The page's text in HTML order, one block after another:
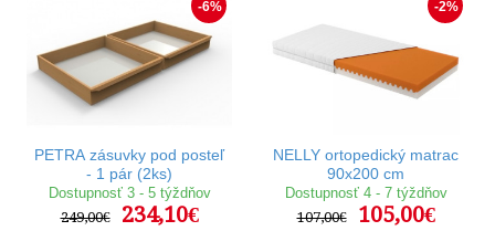
-6%
PETRA zásuvky pod posteľ
- 1 pár (2ks)
Dostupnosť 3 - 5 týždňov
249,00€
234,10€
-2%
NELLY ortopedický matrac
90x200 cm
Dostupnosť 4 - 7 týždňov
107,00€
105,00€